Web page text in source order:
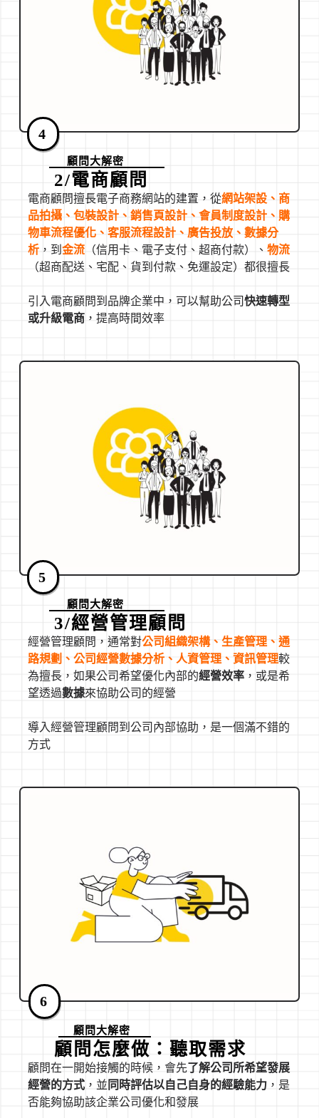
4
顧問大解密
2/電商顧問
電商顧問擅長電子商務網站的建置，從網站架設、商
品拍攝、包裝設計、銷售頁設計、會員制度設計、購
物車流程優化、客服流程設計、廣告投放、數據分
析，到 金流（信用卡、電子支付、超商付款）、 物流
（超商配送、宅配、貨到付款、免運設定）都很擅長
引入電商顧問到品牌企業中，可以幫助公司快速轉型
或升級電商，提高時間效率
5
顧問大解密
3/經營管理顧問
經營管理顧問，通常對公司組織架構、生產管理、通
路規劃、公司經營數據分析、人資管理、資訊管理較
為擅長，如果公司希望優化內部的經營效率，或是希
望透過數據來協助公司的經營
導入經營管理顧問到公司內部協助，是一個滿不錯的
方式
6
顧問大解密
顧問怎麼做：聽取需求
顧問在一開始接觸的時候，會先了解公司所希望發展
經營的方式，並 同時評估以自己自身的經驗能力，是
否能夠協助該企業公司優化和發展